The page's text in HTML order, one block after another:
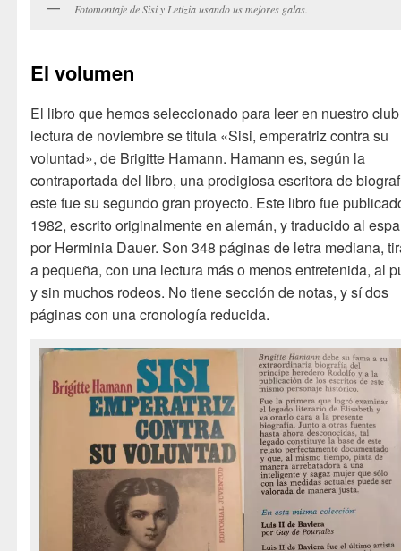
Fotomontaje de Sisi y Letizia usando us mejores galas.
El volumen
El libro que hemos seleccionado para leer en nuestro
lectura de noviembre se titula «Sisi, emperatriz contra su
voluntad», de Brigitte Hamann. Hamann es, según la
contraportada del libro, una prodigiosa escritora de
este fue su segundo gran proyecto. Este libro fue
1982, escrito originalmente en alemán, y traducido al
por Herminia Dauer. Son 348 páginas de letra mediana,
a pequeña, con una lectura más o menos entretenida, al
y sin muchos rodeos. No tiene sección de notas, y sí dos
páginas con una cronología reducida.